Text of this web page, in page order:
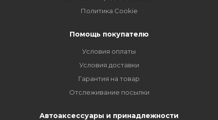
Политика Cookie
Помощь покупателю
Условия оплаты
Условия доставки
Гарантия на товар
Отслеживание посылки
Автоаксессуары и принадлежности